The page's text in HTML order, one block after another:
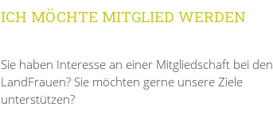
ICH MÖCHTE MITGLIED WERDEN
Sie haben Interesse an einer Mitgliedschaft bei den
LandFrauen? Sie möchten gerne unsere Ziele
unterstützen?